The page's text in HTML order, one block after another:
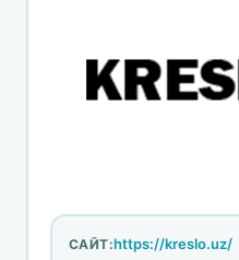
САЙТ:https://kreslo.uz/